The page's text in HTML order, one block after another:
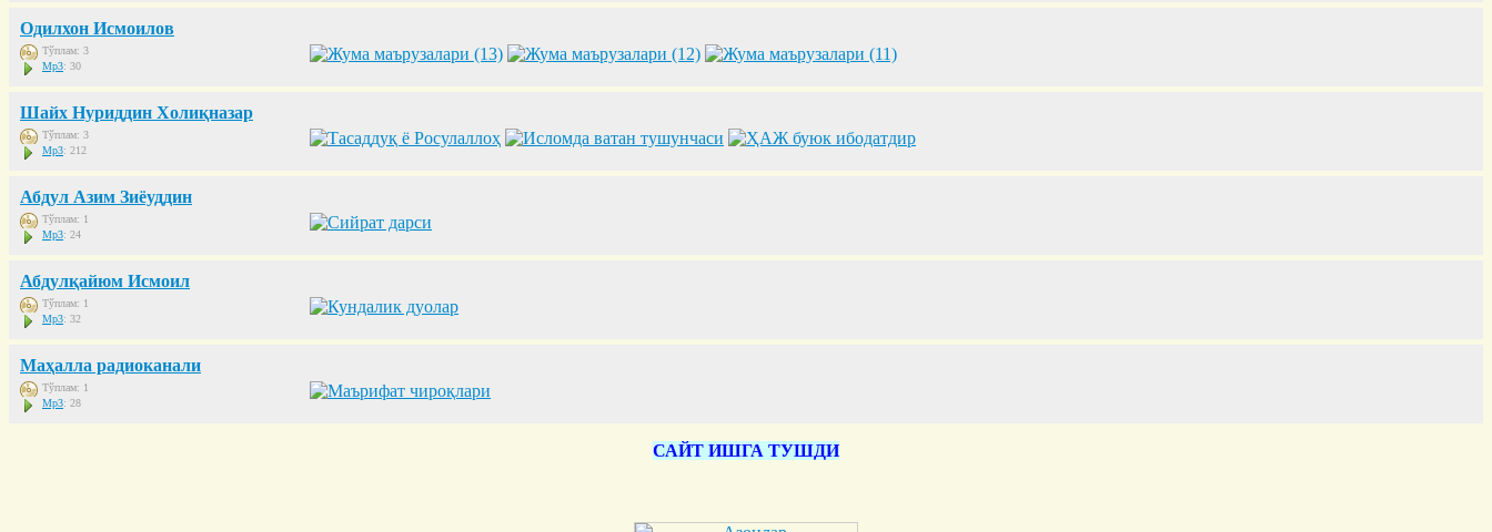
Одилхон Исмоилов
Тўплам: 3
Mp3: 30
Шайх Нуриддин Холиқназар
Тўплам: 3
Mp3: 212
Абдул Азим Зиёуддин
Тўплам: 1
Mp3: 24
Абдулқайюм Исмоил
Тўплам: 1
Mp3: 32
Маҳалла радиоканали
Тўплам: 1
Mp3: 28
САЙТ ИШГА ТУШДИ